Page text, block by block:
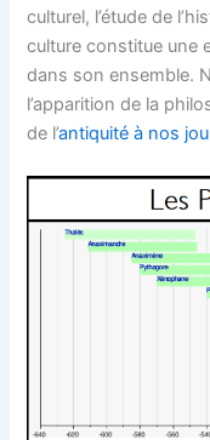
culturel, l’étude de
culture constitue une
dans son ensemble.
l’apparition de la
de l’antiquité à nos